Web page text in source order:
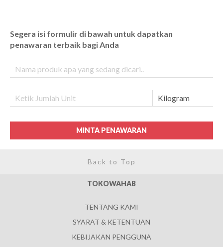
Segera isi formulir di bawah untuk dapatkan
penawaran terbaik bagi Anda
MINTA PENAWARAN
Back to Top
TOKOWAHAB
TENTANG KAMI
SYARAT & KETENTUAN
KEBIJAKAN PENGGUNA